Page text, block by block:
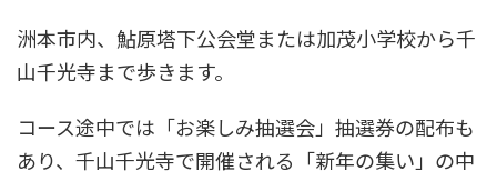
洲本市内、鮎原塔下公会堂または加茂小学校から千
山千光寺まで歩きます。
コース途中では「お楽しみ抽選会」抽選券の配布も
あり、千山千光寺で開催される「新年の集い」の中